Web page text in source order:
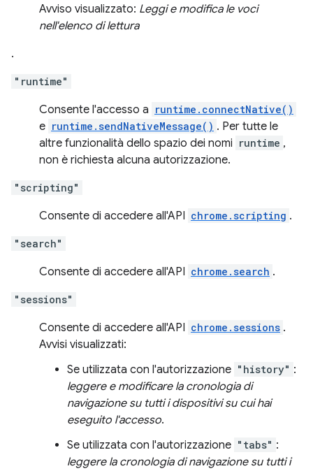
Avviso visualizzato: Leggi e modifica le voci
nell'elenco di lettura
.
"runtime"
Consente l'accesso a runtime.connectNative()
e runtime.sendNativeMessage() . Per tutte le
altre funzionalità dello spazio dei nomi runtime ,
non è richiesta alcuna autorizzazione.
"scripting"
Consente di accedere all'API chrome.scripting .
"search"
Consente di accedere all'API chrome.search .
"sessions"
Consente di accedere all'API chrome.sessions .
Avvisi visualizzati:
Se utilizzata con l'autorizzazione "history" :
leggere e modificare la cronologia di
navigazione su tutti i dispositivi su cui hai
eseguito l'accesso.
Se utilizzata con l'autorizzazione "tabs" :
leggere la cronologia di navigazione su tutti i